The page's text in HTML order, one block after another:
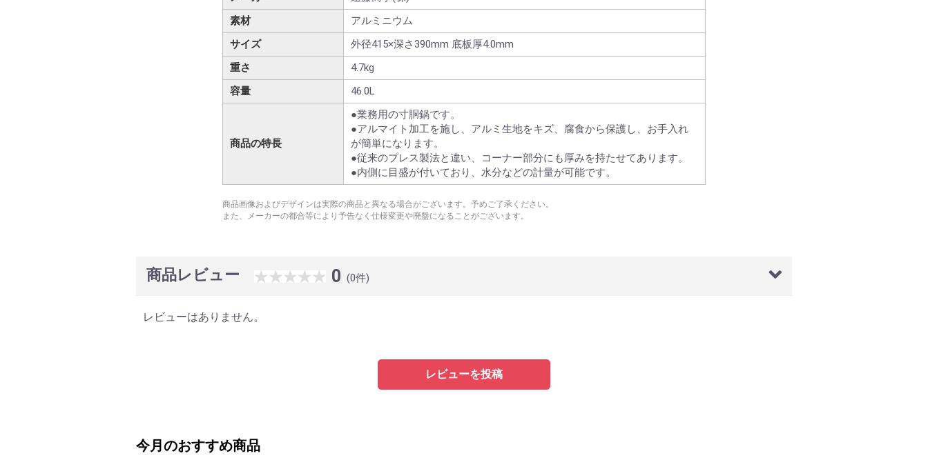
素材
アルミニウム
サイズ
外径415×深さ390mm 底板厚4.0mm
重さ
4.7kg
容量
46.0L
商品の特長
●業務用の寸胴鍋です。
●アルマイト加工を施し、アルミ生地をキズ、腐食から保護し、お手入れ
が簡単になります。
●従来のプレス製法と違い、コーナー部分にも厚みを持たせてあります。
●内側に目盛が付いており、水分などの計量が可能です。
商品画像およびデザインは実際の商品と異なる場合がございます。予めご了承ください。
また、メーカーの都合等により予告なく仕様変更や廃盤になることがございます。
商品レビュー 0 (0件)
レビューはありません。
レビューを投稿
今月のおすすめ商品